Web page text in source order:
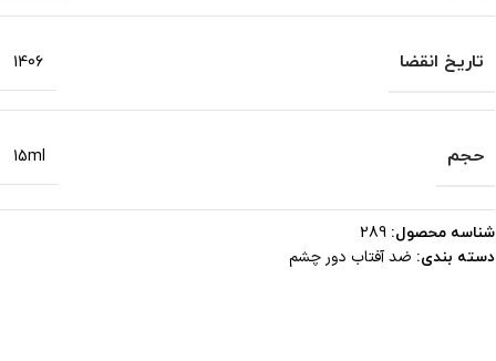
تاریخ انقضا 1406
حجم 15ml
شناسه محصول: 289
دسته بندی: ضد آفتاب دور چشم